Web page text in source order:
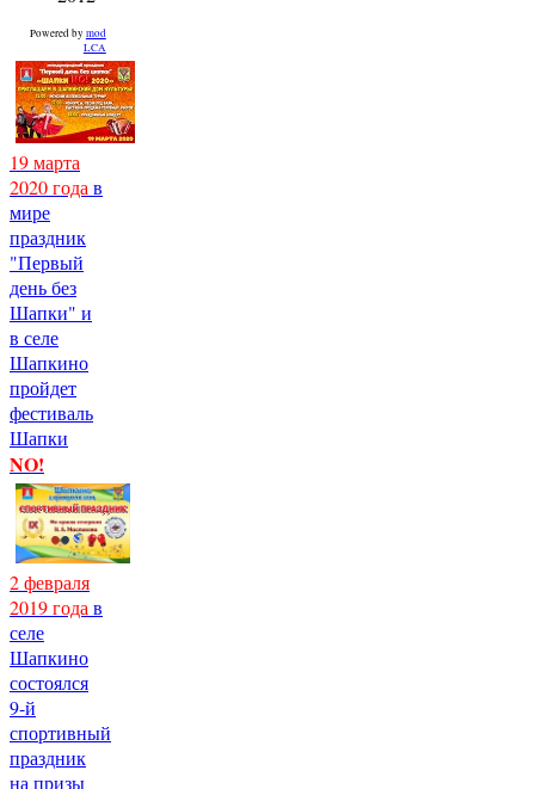
Powered by mod
LCA
19 марта
2020 года в
мире
праздник
"Первый
день без
Шапки" и
в селе
Шапкино
пройдет
фестиваль
Шапки
NO!
2 февраля
2019 года в
селе
Шапкино
состоялся
9-й
спортивный
праздник
на призы